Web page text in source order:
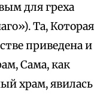
для греха
Та, Которая
приведена и
Сама, как
храм, явилась